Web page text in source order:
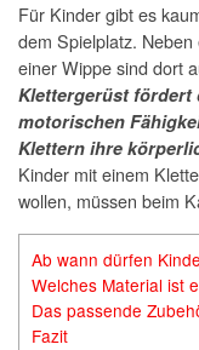
Für Kinder gibt es
dem Spielplatz.
einer Wippe sind dort
Klettergerüst fördert
motorischen
Klettern ihre
Kinder mit einem
wollen, müssen beim
Ab wann dürfen
Welches Material ist
Das passende
Fazit